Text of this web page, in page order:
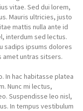
vitae. Sed dui lorem,
Mauris ultricies, justo
mattis nulla ante id
interdum sed lectus.
sadips ipsums dolores
amet untras sitsers.
In hac habitasse platea
Nunc mi lectus,
Suspendisse leo nisl,
In tempus vestibulum